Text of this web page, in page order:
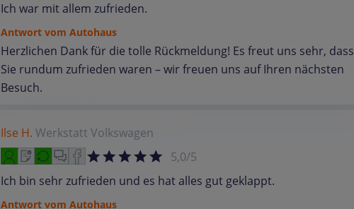
Ich war mit allem zufrieden.
Antwort vom Autohaus
Herzlichen Dank für die tolle Rückmeldung! Es freut uns sehr, dass
Sie rundum zufrieden waren – wir freuen uns auf Ihren nächsten
Besuch.
Ilse H. Werkstatt Volkswagen
5,0/5
Ich bin sehr zufrieden und es hat alles gut geklappt.
Antwort vom Autohaus